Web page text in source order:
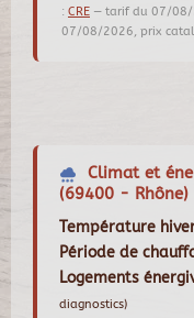
: CRE — tarif du 07/08/
07/08/2026, prix
Climat et
(69400 - Rhône)
Température
Période de
Logements
diagnostics)